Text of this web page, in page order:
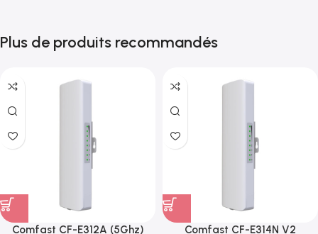
Plus de produits recommandés
Comfast CF-E312A (5Ghz) Comfast CF-E314N V2